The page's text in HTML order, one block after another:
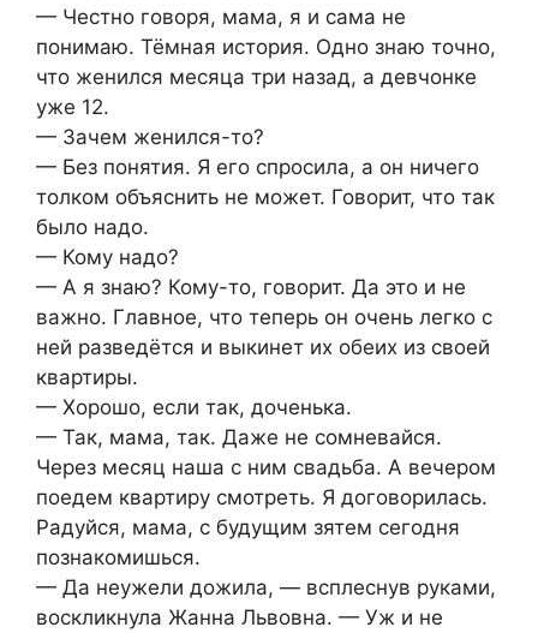
— Честно говоря, мама, я и сама не
понимаю. Тёмная история. Одно знаю точно,
что женился месяца три назад, а девчонке
уже 12.
— Зачем женился-то?
— Без понятия. Я его спросила, а он ничего
толком объяснить не может. Говорит, что так
было надо.
— Кому надо?
— А я знаю? Кому-то, говорит. Да это и не
важно. Главное, что теперь он очень легко с
ней разведётся и выкинет их обеих из своей
квартиры.
— Хорошо, если так, доченька.
— Так, мама, так. Даже не сомневайся.
Через месяц наша с ним свадьба. А вечером
поедем квартиру смотреть. Я договорилась.
Радуйся, мама, с будущим зятем сегодня
познакомишься.
— Да неужели дожила, — всплеснув руками,
воскликнула Жанна Львовна. — Уж и не